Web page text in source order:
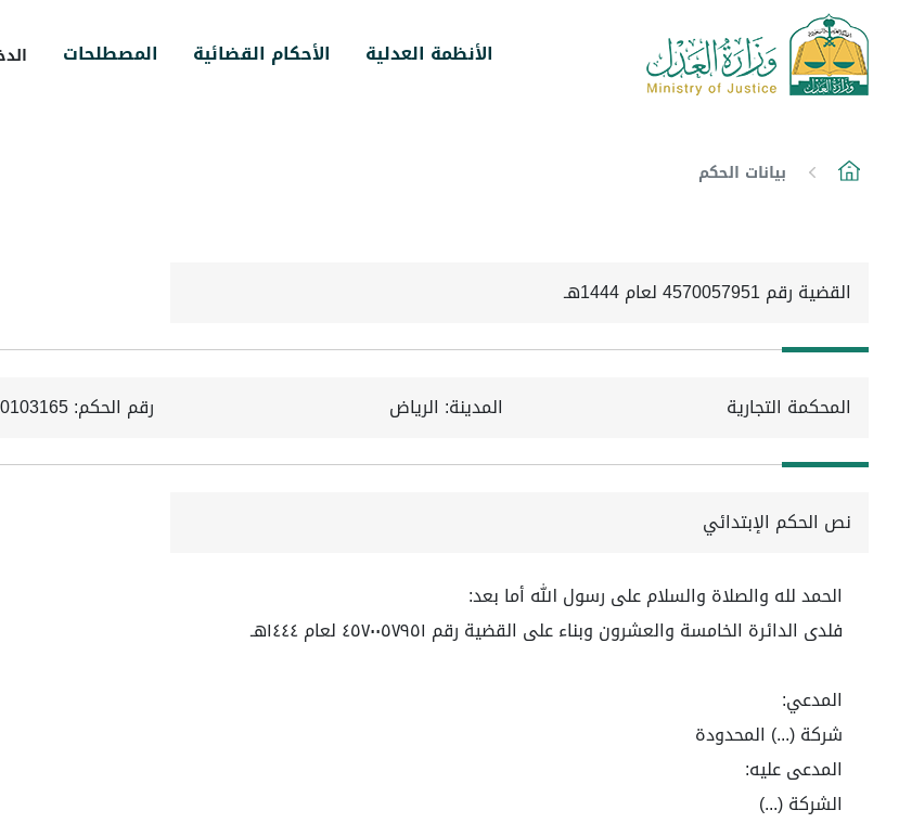
الأنظمة العدلية الأحكام القضائية المصطلحات
بيانات الحكم
القضية رقم 4570057951 لعام 1444هـ
المحكمة التجارية المدينة: الرياض رقم الحكم: 4530103165
نص الحكم الإبتدائي
الحمد لله والصلاة والسلام على رسول الله أما بعد:
فلدى الدائرة الخامسة والعشرون وبناء على القضية رقم ٤٥٧٠٠٥٧٩٥١ لعام ١٤٤٤هـ
المدعي:
شركة (...) المحدودة
المدعى عليه:
الشركة (...)